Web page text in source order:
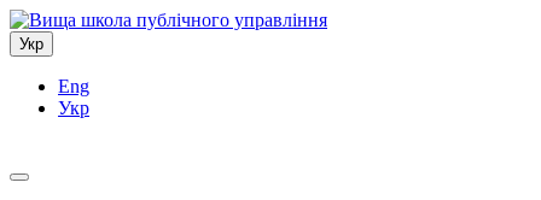
Укр
Eng
Укр